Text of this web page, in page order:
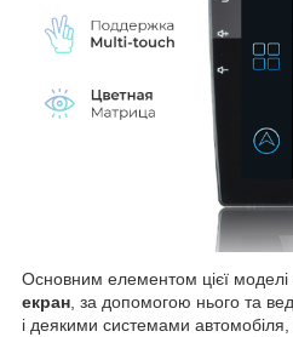
Основним елементом цієї моделі
екран, за допомогою нього та
і деякими системами автомобіля,